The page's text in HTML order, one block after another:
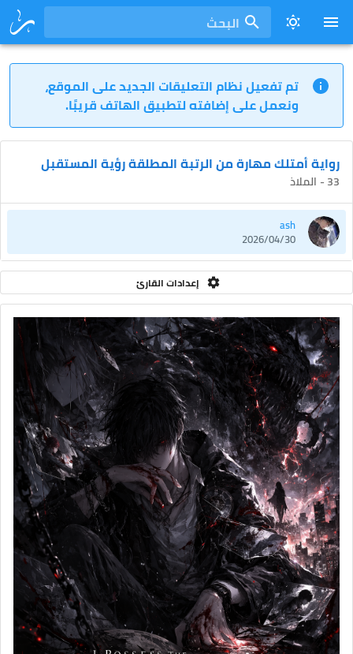
البحث
تم تفعيل نظام التعليقات الجديد على الموقع،
ونعمل على إضافته لتطبيق الهاتف قريبًا.
رواية أمتلك مهارة من الرتبة المطلقة رؤية المستقبل
33 - الملاذ
ash
2026/04/30
إعدادات القارئ